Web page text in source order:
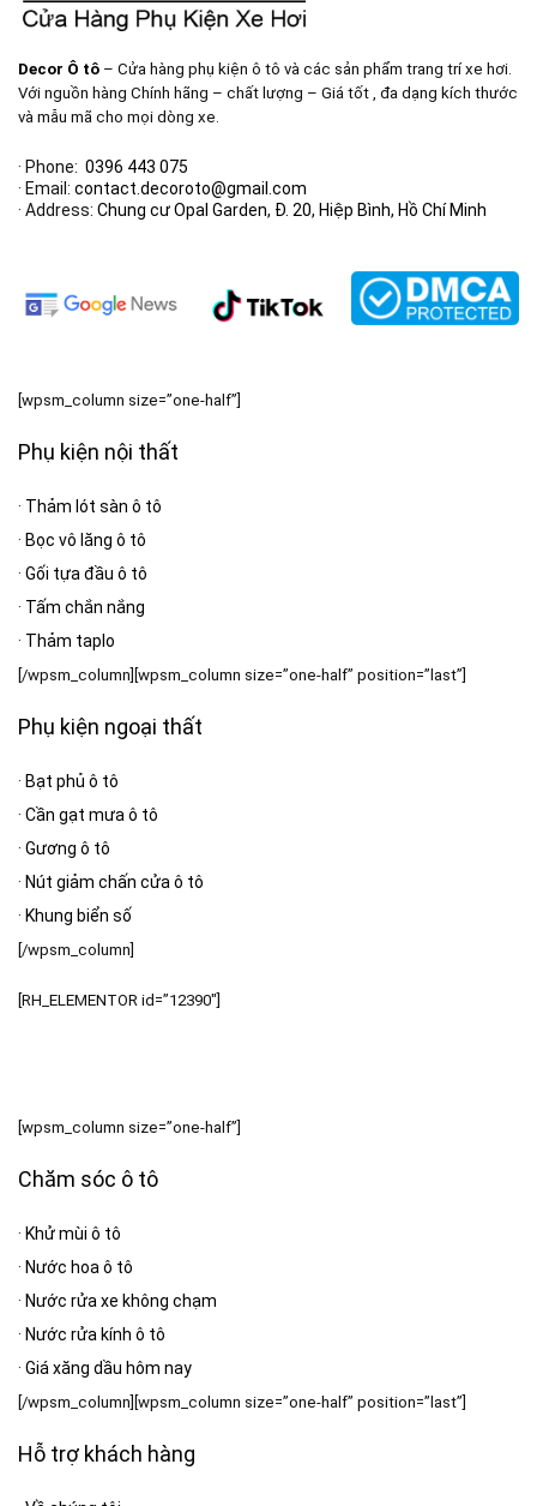
Decor Ô tô – Cửa hàng phụ kiện ô tô và các sản phẩm trang trí xe hơi.
Với nguồn hàng Chính hãng – chất lượng – Giá tốt , đa dạng kích thước
và mẫu mã cho mọi dòng xe.
· Phone: 0396 443 075
· Email: contact.decoroto@gmail.com
· Address: Chung cư Opal Garden, Đ. 20, Hiệp Bình, Hồ Chí Minh
[wpsm_column size=”one-half”]
Phụ kiện nội thất
· Thảm lót sàn ô tô
· Bọc vô lăng ô tô
· Gối tựa đầu ô tô
· Tấm chắn nắng
· Thảm taplo
[/wpsm_column][wpsm_column size=”one-half” position=”last”]
Phụ kiện ngoại thất
· Bạt phủ ô tô
· Cần gạt mưa ô tô
· Gương ô tô
· Nút giảm chấn cửa ô tô
· Khung biển số
[/wpsm_column]
[RH_ELEMENTOR id=”12390″]
[wpsm_column size=”one-half”]
Chăm sóc ô tô
· Khử mùi ô tô
· Nước hoa ô tô
· Nước rửa xe không chạm
· Nước rửa kính ô tô
· Giá xăng dầu hôm nay
[/wpsm_column][wpsm_column size=”one-half” position=”last”]
Hỗ trợ khách hàng